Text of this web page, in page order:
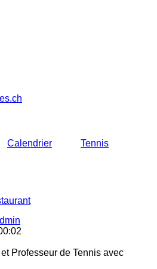
Calendrier Tennis
Professeur de Tennis avec